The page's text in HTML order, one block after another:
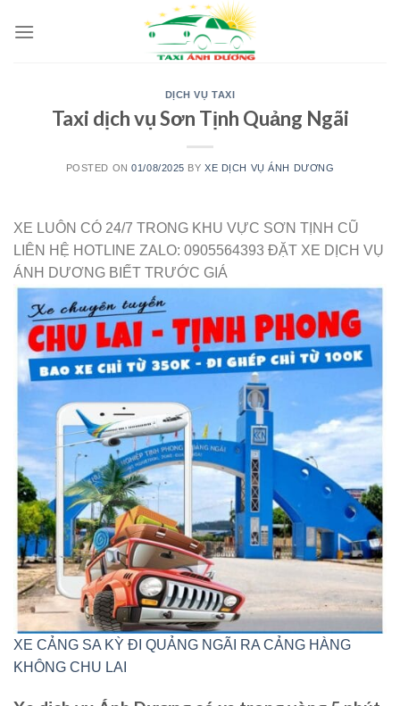
DỊCH VỤ TAXI
Taxi dịch vụ Sơn Tịnh Quảng Ngãi
POSTED ON01/08/2025 BYXE DỊCH VỤ ÁNH DƯƠNG
XE LUÔN CÓ 24/7 TRONG KHU VỰC SƠN TỊNH CŨ
LIÊN HỆ HOTLINE ZALO: 0905564393 ĐẶT XE DỊCH VỤ
ÁNH DƯƠNG BIẾT TRƯỚC GIÁ
XE CẢNG SA KỲ ĐI QUẢNG NGÃI RA CẢNG HÀNG
KHÔNG CHU LAI